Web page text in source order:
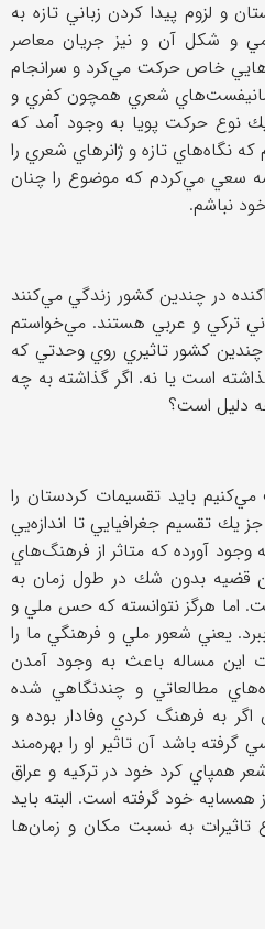
و لزوم پيدا كردن زباني تازه به
و شكل آن و نيز جريان معاصر
خاص حركت مي‌كرد و سرانجام
و مانيفست‌هاي شعري همچون كفري و
نوع حركت پويا به وجود آمد كه
نگاه‌هاي تازه و ژانرهاي شعري را
سعي مي‌كردم كه موضوع را چنان
نباشم.
در چندين كشور زندگي مي‌كنند
تركي و عربي هستند. مي‌خواستم
چندين كشور تاثيري روي وحدتي كه
است يا نه. اگر گذاشته به چه
دليل است؟
بايد تقسيمات كردستان را
يك تقسيم جغرافيايي تا اندازه‌يي
وجود آورده كه متاثر از فرهنگ‌هاي
قضيه بدون شك در طول زمان به
اما هرگز نتوانسته كه حس ملي و
يعني شعور ملي و فرهنگي ما را
اين مساله باعث به وجود آمدن
مطالعاتي و چندنگاهي شده
به فرهنگ كردي وفادار بوده و
گرفته باشد آن تاثير او را بهره‌مند
همپاي كرد خود در تركيه و عراق
همسايه خود گرفته است. البته بايد
به نسبت مكان و زمان‌ها